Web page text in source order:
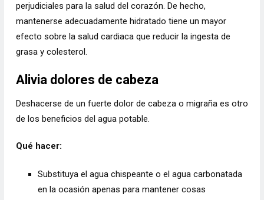
perjudiciales para la salud del corazón. De hecho,
mantenerse adecuadamente hidratado tiene un mayor
efecto sobre la salud cardiaca que reducir la ingesta de
grasa y colesterol.
Alivia dolores de cabeza
Deshacerse de un fuerte dolor de cabeza o migraña es otro
de los beneficios del agua potable.
Qué hacer:
Substituya el agua chispeante o el agua carbonatada
en la ocasión apenas para mantener cosas